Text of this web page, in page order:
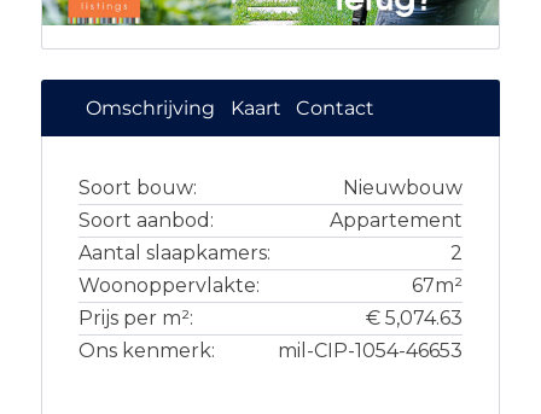
Omschrijving Kaart Contact
Soort bouw:
Nieuwbouw
Soort aanbod:
Appartement
Aantal slaapkamers:
2
Woonoppervlakte:
67m²
Prijs per m²:
€ 5,074.63
Ons kenmerk:
mil-CIP-1054-46653